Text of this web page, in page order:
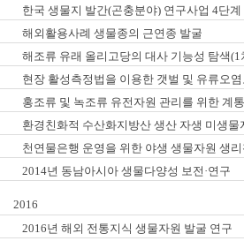
한국 생물지 발간(곤충분야) 연구사업 4단계
해외활용사례 생물종의 근연종 발굴
해조류 유래 올리고당의 대사 기능성 탐색(1
현장 활성측정법을 이용한 갯벌 및 유류오
미생물자원 발굴-3차년도
홍조류 및 녹조류 유전자원 관리를 위한 계
구 2단계 1차년도
환경친화적 수산화지방산 생산 자생 미생물
천연물은행 운영을 위한 야생 생물자원 생
2014년 동남아시아 생물다양성 보전·연구
2016
2016년 해외 전통지식 생물자원 발굴 연구